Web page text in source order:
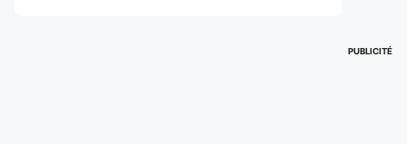
PUBLICITÉ